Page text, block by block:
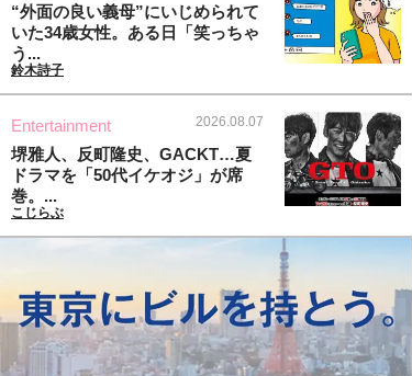
“外面の良い義母”にいじめられて
いた34歳女性。ある日「笑っちゃ
う...
鈴木詩子
Entertainment 2026.08.07
堺雅人、反町隆史、GACKT…夏
ドラマを「50代イケオジ」が席
巻。...
こじらぶ